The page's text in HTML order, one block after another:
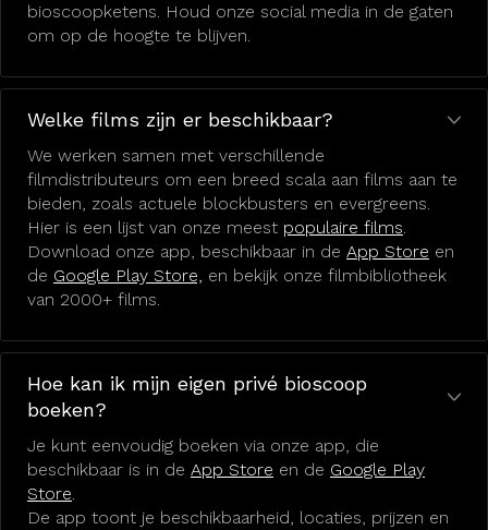
bioscoopketens. Houd onze social media in de gaten
om op de hoogte te blijven.
Welke films zijn er beschikbaar?
We werken samen met verschillende
filmdistributeurs om een breed scala aan films aan te
bieden, zoals actuele blockbusters en evergreens.
Hier is een lijst van onze meest populaire films.
Download onze app, beschikbaar in de App Store en
de Google Play Store, en bekijk onze filmbibliotheek
van 2000+ films.
Hoe kan ik mijn eigen privé bioscoop
boeken?
Je kunt eenvoudig boeken via onze app, die
beschikbaar is in de App Store en de Google Play
Store.
De app toont je beschikbaarheid, locaties, prijzen en